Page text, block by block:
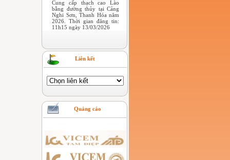
Cung cấp thạch cao Lào
bằng đường thủy tại Cảng
Nghi Sơn, Thanh Hóa năm
2026. Thời gian đăng tin:
11h15 ngày 13/03/2026
Liên kết
Quảng cáo